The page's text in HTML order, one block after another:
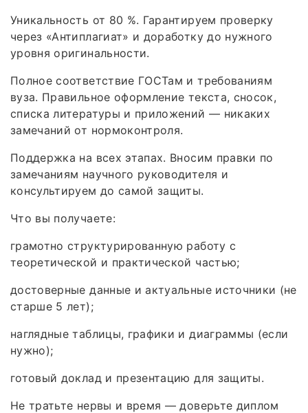
Уникальность от 80 %. Гарантируем проверку
через «Антиплагиат» и доработку до нужного
уровня оригинальности.
Полное соответствие ГОСТам и требованиям
вуза. Правильное оформление текста, сносок,
списка литературы и приложений — никаких
замечаний от нормоконтроля.
Поддержка на всех этапах. Вносим правки по
замечаниям научного руководителя и
консультируем до самой защиты.
Что вы получаете:
грамотно структурированную работу с
теоретической и практической частью;
достоверные данные и актуальные источники (не
старше 5 лет);
наглядные таблицы, графики и диаграммы (если
нужно);
готовый доклад и презентацию для защиты.
Не тратьте нервы и время — доверьте диплом